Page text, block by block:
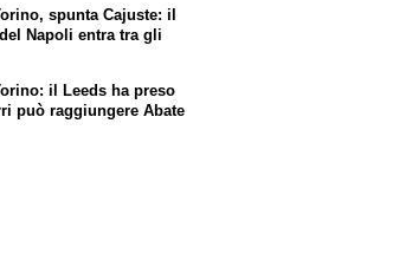
spunta Cajuste: il
Napoli entra tra gli
il Leeds ha preso
può raggiungere Abate